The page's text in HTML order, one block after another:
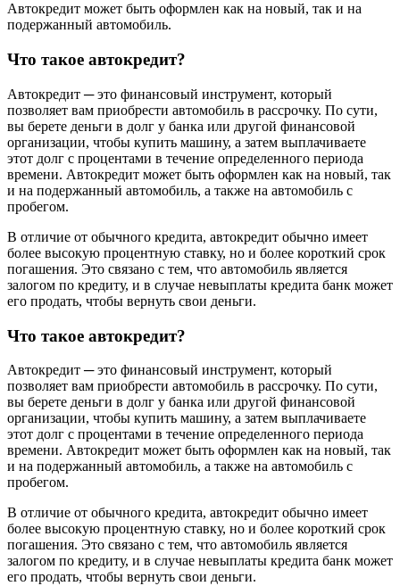
Автокредит может быть оформлен как на новый, так и на
подержанный автомобиль.
Что такое автокредит?
Автокредит ─ это финансовый инструмент, который
позволяет вам приобрести автомобиль в рассрочку. По сути,
вы берете деньги в долг у банка или другой финансовой
организации, чтобы купить машину, а затем выплачиваете
этот долг с процентами в течение определенного периода
времени. Автокредит может быть оформлен как на новый, так
и на подержанный автомобиль, а также на автомобиль с
пробегом.
В отличие от обычного кредита, автокредит обычно имеет
более высокую процентную ставку, но и более короткий срок
погашения. Это связано с тем, что автомобиль является
залогом по кредиту, и в случае невыплаты кредита банк может
его продать, чтобы вернуть свои деньги.
Что такое автокредит?
Автокредит ─ это финансовый инструмент, который
позволяет вам приобрести автомобиль в рассрочку. По сути,
вы берете деньги в долг у банка или другой финансовой
организации, чтобы купить машину, а затем выплачиваете
этот долг с процентами в течение определенного периода
времени. Автокредит может быть оформлен как на новый, так
и на подержанный автомобиль, а также на автомобиль с
пробегом.
В отличие от обычного кредита, автокредит обычно имеет
более высокую процентную ставку, но и более короткий срок
погашения. Это связано с тем, что автомобиль является
залогом по кредиту, и в случае невыплаты кредита банк может
его продать, чтобы вернуть свои деньги.